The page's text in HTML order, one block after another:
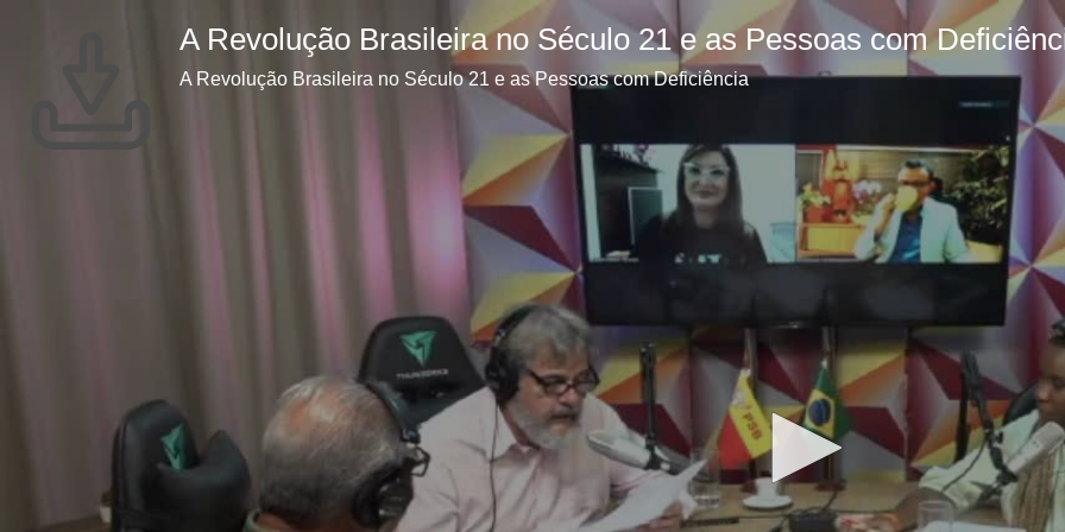
A Revolução Brasileira no Século 21 e as Pessoas com
A Revolução Brasileira no Século 21 e as Pessoas com Deficiência